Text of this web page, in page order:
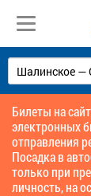
Билеты на
электронных
отправления
Посадка в
только при
личность, на